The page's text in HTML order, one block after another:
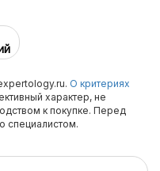
О критериях
характер, не
к покупке. Перед
специалистом.